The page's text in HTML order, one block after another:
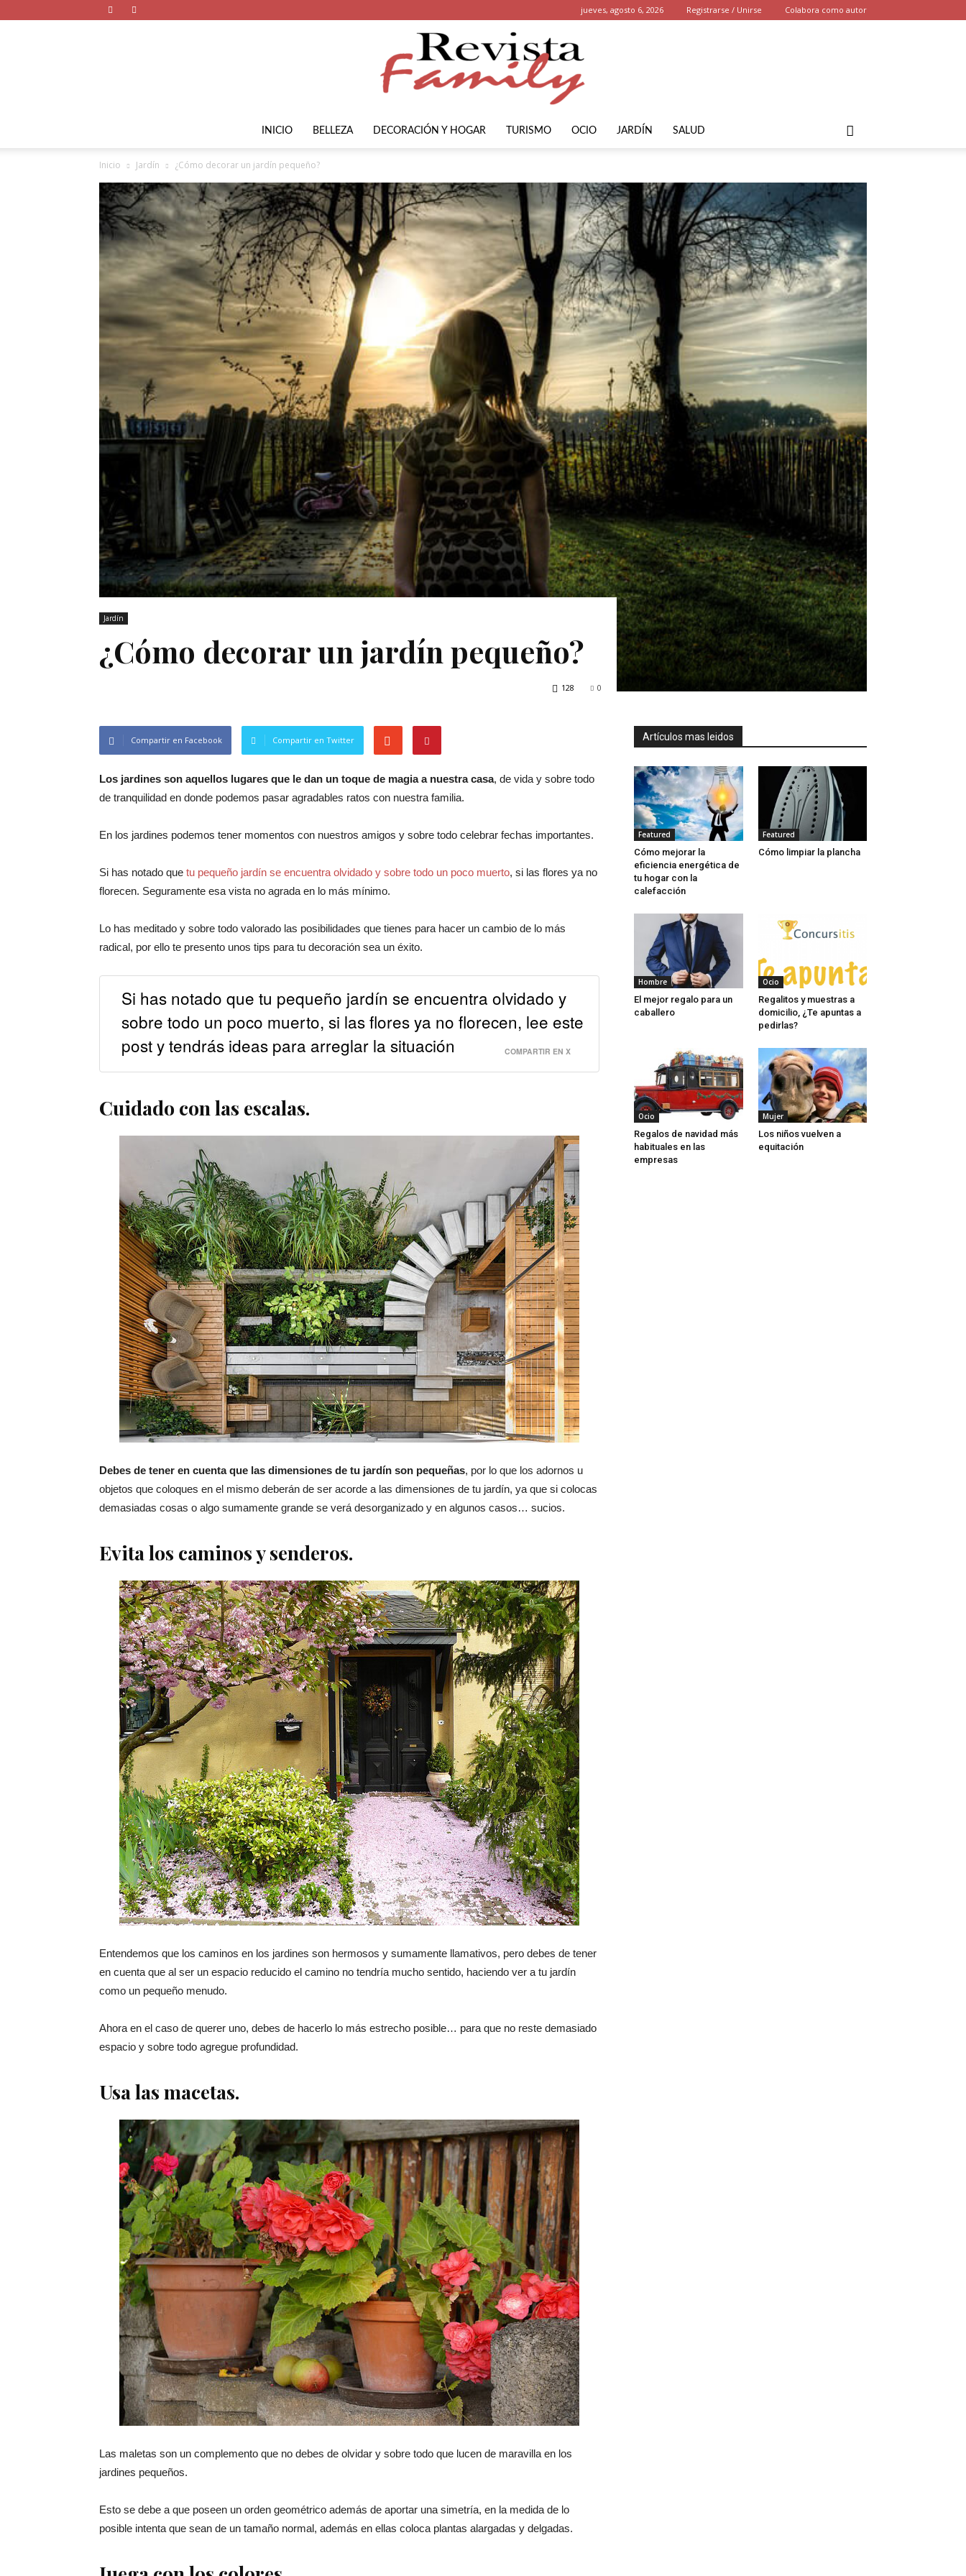
jueves, agosto 6, 2026 Registrarse / Unirse Colabora como autor
INICIO BELLEZA DECORACIÓN Y HOGAR TURISMO OCIO JARDÍN SALUD
Inicio Jardín ¿Cómo decorar un jardín pequeño?
Jardín
¿Cómo decorar un jardín pequeño?
0
128
Compartir en Facebook Compartir en Twitter
Los jardines son aquellos lugares que le dan un toque de magia a nuestra casa, de vida y sobre todo
de tranquilidad en donde podemos pasar agradables ratos con nuestra familia.
En los jardines podemos tener momentos con nuestros amigos y sobre todo celebrar fechas importantes.
Si has notado que tu pequeño jardín se encuentra olvidado y sobre todo un poco muerto, si las flores ya no
florecen. Seguramente esa vista no agrada en lo más mínimo.
Lo has meditado y sobre todo valorado las posibilidades que tienes para hacer un cambio de lo más
radical, por ello te presento unos tips para tu decoración sea un éxito.
Si has notado que tu pequeño jardín se encuentra olvidado y
sobre todo un poco muerto, si las flores ya no florecen, lee este
post y tendrás ideas para arreglar la situación
COMPARTIR EN X
Cuidado con las escalas.
Debes de tener en cuenta que las dimensiones de tu jardín son pequeñas, por lo que los adornos u
objetos que coloques en el mismo deberán de ser acorde a las dimensiones de tu jardín, ya que si colocas
demasiadas cosas o algo sumamente grande se verá desorganizado y en algunos casos… sucios.
Evita los caminos y senderos.
Entendemos que los caminos en los jardines son hermosos y sumamente llamativos, pero debes de tener
en cuenta que al ser un espacio reducido el camino no tendría mucho sentido, haciendo ver a tu jardín
como un pequeño menudo.
Ahora en el caso de querer uno, debes de hacerlo lo más estrecho posible… para que no reste demasiado
espacio y sobre todo agregue profundidad.
Usa las macetas.
Las maletas son un complemento que no debes de olvidar y sobre todo que lucen de maravilla en los
jardines pequeños.
Esto se debe a que poseen un orden geométrico además de aportar una simetría, en la medida de lo
posible intenta que sean de un tamaño normal, además en ellas coloca plantas alargadas y delgadas.
Artículos mas leidos
Featured
Cómo mejorar la
eficiencia energética de
tu hogar con la
calefacción
Featured
Cómo limpiar la plancha
Hombre
El mejor regalo para un
caballero
Ocio
Regalitos y muestras a
domicilio, ¿Te apuntas a
pedirlas?
Ocio
Regalos de navidad más
habituales en las
empresas
Mujer
Los niños vuelven a
equitación